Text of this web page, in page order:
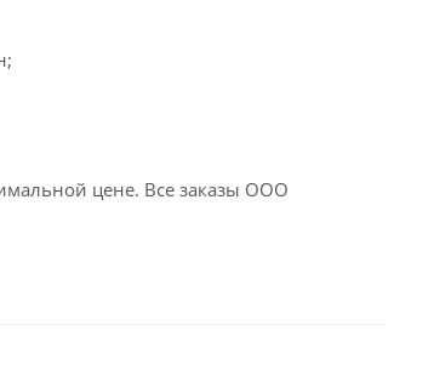
цене. Все заказы ООО